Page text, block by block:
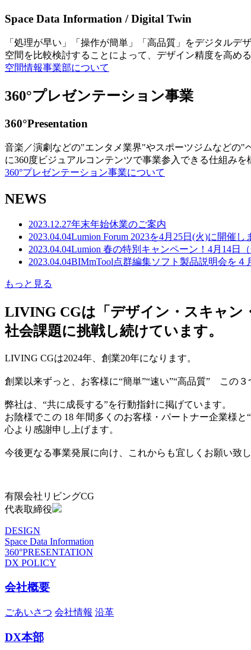
Space Data Information / Digital Twin
「処理が早い」「操作が簡単」「高品質」をデジタル
空間を比較検討することによって、デザイン精度を高め
空間情報事業部について
360°プレゼンテーション事業
360°Presentation
音楽／演劇などの"エンタメ業界"やスポーツジムなどの"
に360度ビジュアルコンテンツで事業参入できる仕組みを
360°プレゼンテーション事業について
NEWS
2023.12.27年末年始休業のご案内
2023.04.04Lumion Forum 2023を4月25日(火)に開催し
2023.04.04Lumion 春の特別キャンペーン！4月14日
2023.04.04BIMmTool点群編集ソフト製品説明会を４
もっと見る
LIVING CGは「デザイン・スキャン
社会課題に挑戦し続けています。
LIVING CGは2024年、創業20年になります。
創業以来ずっと、お客様に“簡単”“速い”“高品質” この
弊社は、“共に成長する”を行動指針に掲げています。
お陰様でこの 18 年間多くのお客様・パートナー企業様と
心より感謝申し上げます。
今後更なる事業発展に向け、これからも宜しくお願い致し
有限会社リビングCG
代表取締役
DESIGN
Space Data Information
360°PRESENTATION
DX POLICY
会社概要
ごあいさつ 会社情報 沿革
DX本部